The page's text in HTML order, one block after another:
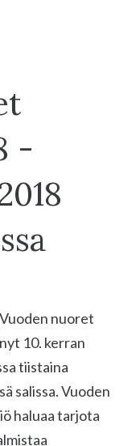
-
nuoret
10. kerran
tiistaina
salissa. Vuoden
haluaa tarjota